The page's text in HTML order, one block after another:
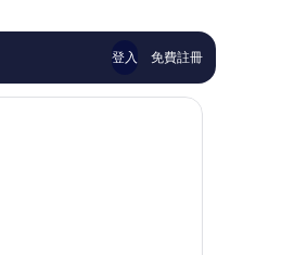
評
論
登入 免費註冊